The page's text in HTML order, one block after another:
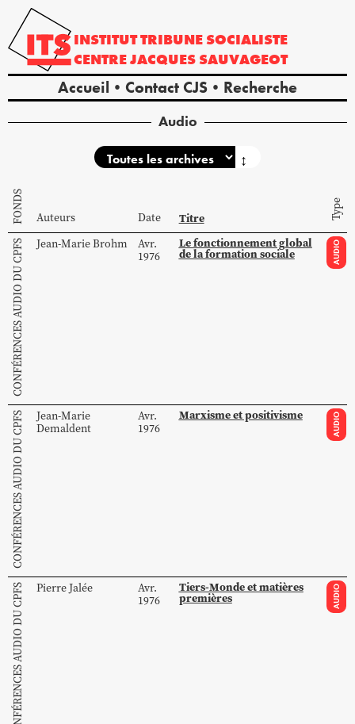
INSTITUTTRIBUNE SOCIALISTE
CENTREJACQUES SAUVAGEOT
Accueil Contact CJS Recherche
Audio
↕
FONDS Auteurs Date Titre Type
CONFÉRENCES AUDIO DU CPFS Jean-MarieBrohm
Avr.
1976
Le fonctionnement global
de la formation sociale AUDIO
CONFÉRENCES AUDIO DU CPFS
Jean-Marie
Demaldent
Avr.
1976
Marxisme et positivisme AUDIO
CONFÉRENCES AUDIO DU CPFS PierreJalée
Avr.
1976
Tiers-Monde et matières
premières AUDIO